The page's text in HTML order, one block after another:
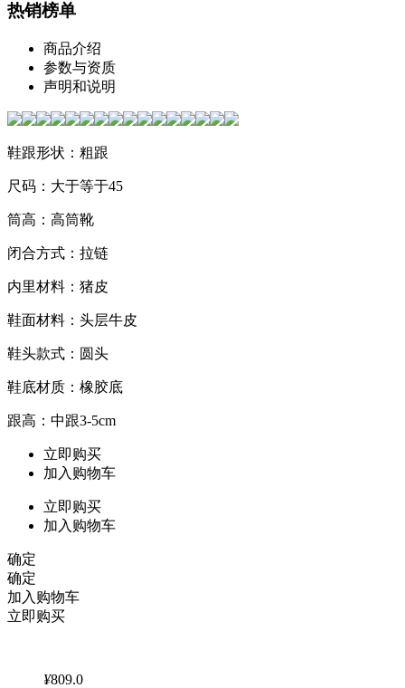
热销榜单
商品介绍
参数与资质
声明和说明
鞋跟形状：粗跟
尺码：大于等于45
筒高：高筒靴
闭合方式：拉链
内里材料：猪皮
鞋面材料：头层牛皮
鞋头款式：圆头
鞋底材质：橡胶底
跟高：中跟3-5cm
立即购买
加入购物车
立即购买
加入购物车
确定
确定
加入购物车
立即购买
¥809.0